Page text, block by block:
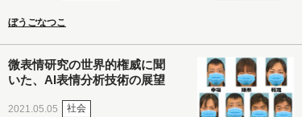
ぼうごなつこ
微表情研究の世界的権威に聞
いた、AI表情分析技術の展望
2021.05.05 社会